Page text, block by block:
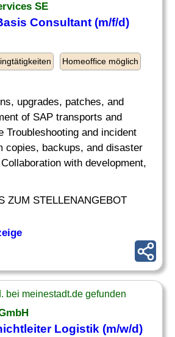
SE
Consultant (m/f/d)
Homeoffice möglich
upgrades, patches, and
of SAP transports and
Troubleshooting and incident
copies, backups, and disaster
with development,
ZUM STELLENANGEBOT
bei meinestadt.de gefunden
Logistik (m/w/d)